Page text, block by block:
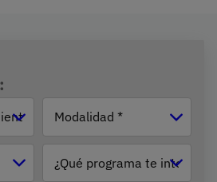
programa